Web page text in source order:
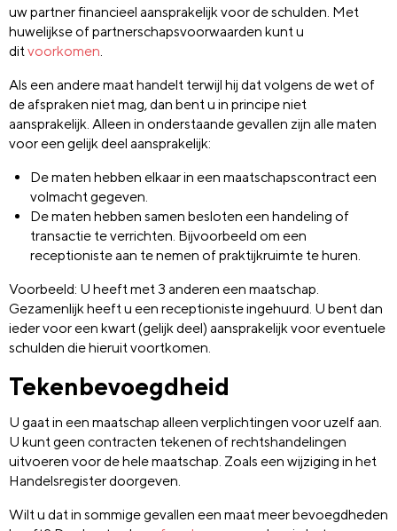
uw partner financieel aansprakelijk voor de schulden. Met
huwelijkse of partnerschapsvoorwaarden kunt u
ditvoorkomen.
Als een andere maat handelt terwijl hij dat volgens de wet of
de afspraken niet mag, dan bent u in principe niet
aansprakelijk. Alleen in onderstaande gevallen zijn alle maten
voor een gelijk deel aansprakelijk:
De maten hebben elkaar in een maatschapscontract een
volmacht gegeven.
De maten hebben samen besloten een handeling of
transactie te verrichten. Bijvoorbeeld om een
receptioniste aan te nemen of praktijkruimte te huren.
Voorbeeld: U heeft met 3 anderen een maatschap.
Gezamenlijk heeft u een receptioniste ingehuurd. U bent dan
ieder voor een kwart (gelijk deel) aansprakelijk voor eventuele
schulden die hieruit voortkomen.
Tekenbevoegdheid
U gaat in een maatschap alleen verplichtingen voor uzelf aan.
U kunt geen contracten tekenen of rechtshandelingen
uitvoeren voor de hele maatschap. Zoals een wijziging in het
Handelsregister doorgeven.
Wilt u dat in sommige gevallen een maat meer bevoegdheden